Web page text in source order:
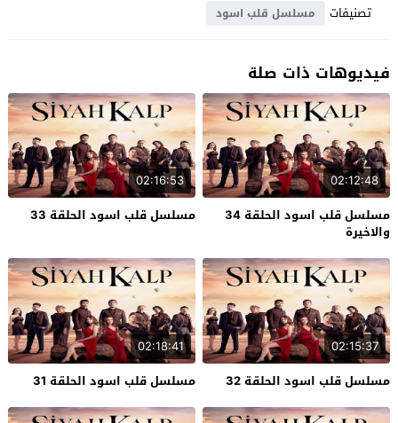
تصنيفات
مسلسل قلب اسود
فيديوهات ذات صلة
02:12:48
مسلسل قلب اسود الحلقة 34
والاخيرة
02:16:53
مسلسل قلب اسود الحلقة 33
02:15:37
مسلسل قلب اسود الحلقة 32
02:18:41
مسلسل قلب اسود الحلقة 31